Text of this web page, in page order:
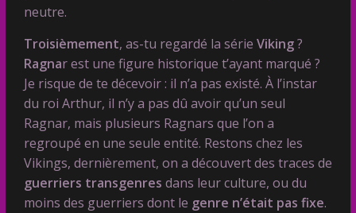
neutre.
Troisièmement, as-tu regardé la série Viking?
Ragnar est une figure historique t’ayant marqué ?
Je risque de te décevoir : il n’a pas existé. À l’instar
du roi Arthur, il n’y a pas dû avoir qu’un seul
Ragnar, mais plusieurs Ragnars que l’on a
regroupé en une seule entité. Restons chez les
Vikings, dernièrement, on a découvert des traces de
guerriers transgenres dans leur culture, ou du
moins des guerriers dont le genre n’était pas fixe.